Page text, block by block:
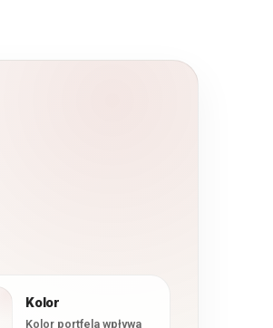
Kolor
Kolor portfela wpływa